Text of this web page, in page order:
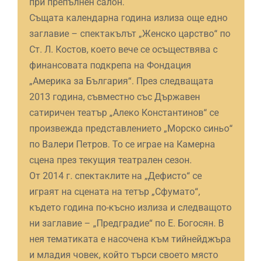
Същата календарна година излиза още едно
заглавие – спектакълът „Женско царство“ по
Ст. Л. Костов, което вече се осъществява с
финансовата подкрепа на Фондация
„Америка за България“. През следващата
2013 година, съвместно със Държавен
сатиричен театър „Алеко Константинов“ се
произвежда представлението „Морско синьо“
по Валери Петров. То се играе на Камерна
сцена през текущия театрален сезон.
От 2014 г. спектаклите на „Дефисто“ се
играят на сцената на тетър „Сфумато“,
където година по-късно излиза и следващото
ни заглавие – „Предградие“ по Е. Богосян. В
нея тематиката е насочена към тийнейджъра
и младия човек, който търси своето място